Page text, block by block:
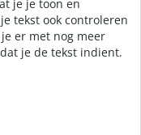
je je toon en
tekst ook controleren
er met nog meer
je de tekst indient.